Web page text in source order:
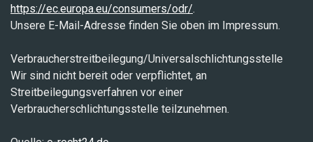
https://ec.europa.eu/consumers/odr/.
Unsere E-Mail-Adresse finden Sie oben im Impressum.
Verbraucherstreitbeilegung/Universalschlichtungsstelle
Wir sind nicht bereit oder verpflichtet, an
Streitbeilegungsverfahren vor einer
Verbraucherschlichtungsstelle teilzunehmen.